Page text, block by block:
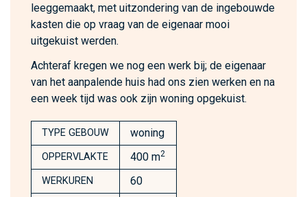
leeggemaakt, met uitzondering van de ingebouwde
kasten die op vraag van de eigenaar mooi
uitgekuist werden.
Achteraf kregen we nog een werk bij; de eigenaar
van het aanpalende huis had ons zien werken en na
een week tijd was ook zijn woning opgekuist.
TYPE GEBOUW woning
OPPERVLAKTE 400 m2
WERKUREN 60